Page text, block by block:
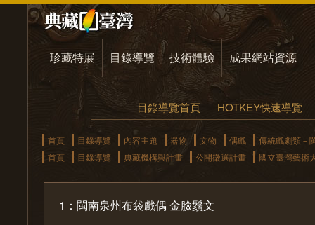
珍藏特展 目錄導覽 技術體驗 成果網站資源
目錄導覽首頁 HOTKEY快速導覽
首頁 目錄導覽 內容主題 器物 文物 偶戲
傳統戲劇類－
首頁
目錄導覽 典藏機構與計畫 公開徵選計畫 國立臺灣藝術
1：閩南泉州布袋戲偶 金臉鬚文